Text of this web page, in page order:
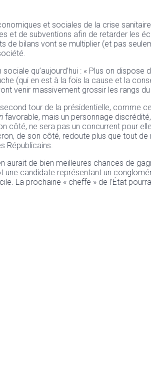
et sociales de la crise
et de subventions afin de retarder les
de bilans vont se multiplier (et pas
qu’aujourd’hui : « Plus on dispose
(qui en est à la fois la cause et la
venir massivement grossir les rangs
tour de la présidentielle, comme
favorable, mais un personnage
côté, ne sera pas un concurrent pour
de son côté, redoute plus que tout
Républicains.
aurait de bien meilleures chances de
une candidate représentant un
La prochaine « cheffe » de l’État